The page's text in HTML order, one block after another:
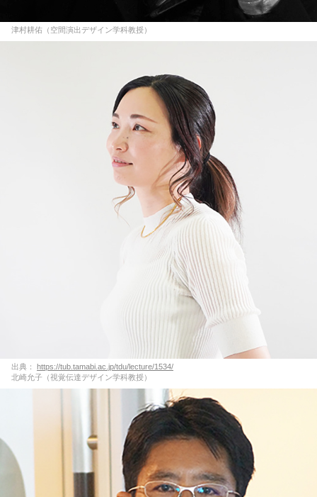
津村耕佑（空間演出デザイン学科教授）
出典：
https://tub.tamabi.ac.jp/tdu/lecture/1534/
北崎允子（視覚伝達デザイン学科教授）